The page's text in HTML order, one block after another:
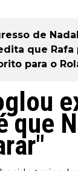
de
que Rafa
para o
que